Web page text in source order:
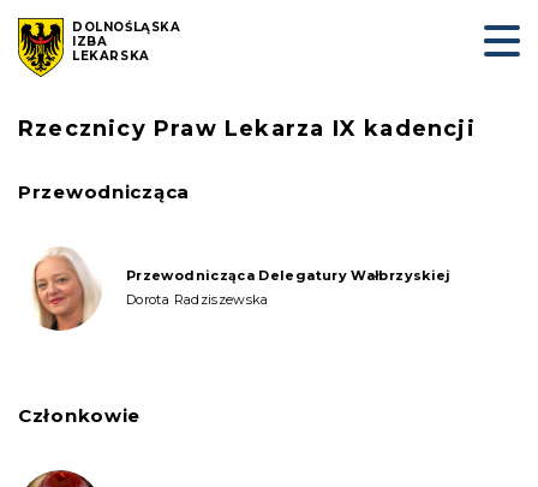
DOLNOŚLĄSKA
IZBA
LEKARSKA
Rzecznicy Praw Lekarza IX kadencji
Przewodnicząca
Przewodnicząca Delegatury Wałbrzyskiej
Dorota Radziszewska
Członkowie